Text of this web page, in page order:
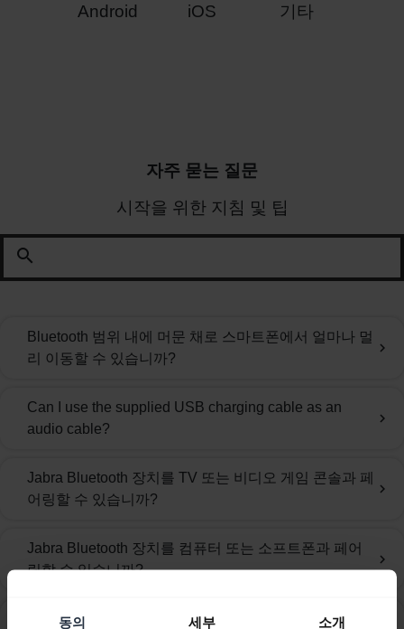
동의 세부 소개
Android iOS 기타
자주 묻는 질문
시작을 위한 지침 및 팁
search
Bluetooth 범위 내에 머문 채로 스마트폰에서 얼마나 멀
리 이동할 수 있습니까?
chevron_right
Can I use the supplied USB charging cable as an
audio cable?
chevron_right
Jabra Bluetooth 장치를 TV 또는 비디오 게임 콘솔과 페
어링할 수 있습니까?
chevron_right
Jabra Bluetooth 장치를 컴퓨터 또는 소프트폰과 페어
링할 수 있습니까?
chevron_right
Jabra Extreme/BT530을 모바일 장치와 페어링하려면